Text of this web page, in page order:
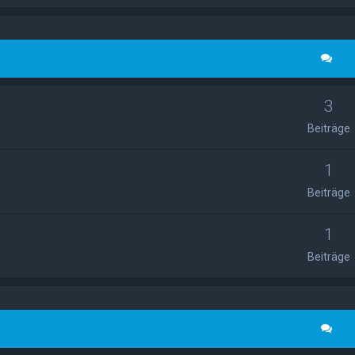
3
Beiträge
1
Beiträge
1
Beiträge